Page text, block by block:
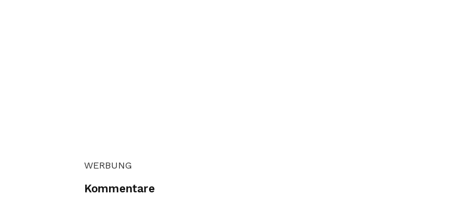
WERBUNG
Kommentare